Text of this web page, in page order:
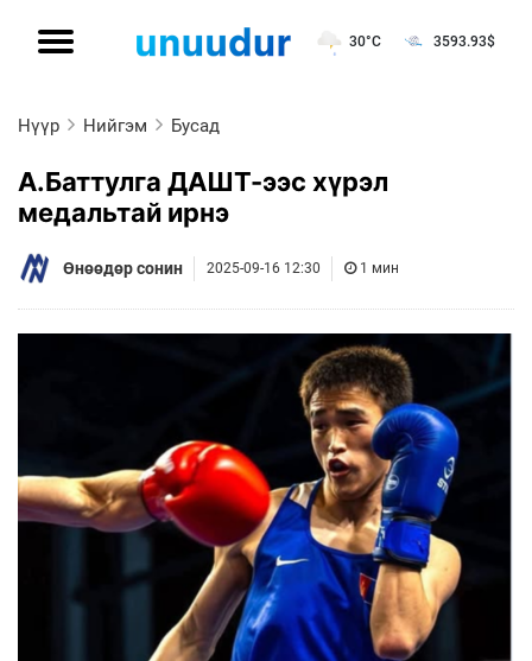
30°C 3593.93$
Нүүр Нийгэм Бусад
А.Баттулга ДАШТ-ээс хүрэл
медальтай ирнэ
Өнөөдөр сонин 2025-09-16 12:30 1 мин